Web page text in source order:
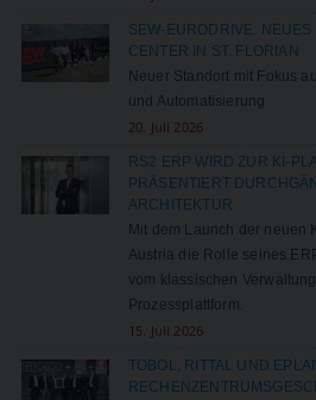
SEW-EURODRIVE:
CENTER IN ST. FLORIAN
Neuer Standort mit Fokus
und Automatisierung
20. Juli 2026
RS2 ERP WIRD ZUR KI-
PRÄSENTIERT
ARCHITEKTUR
Mit dem Launch der neuen
Austria die Rolle seines
vom klassischen
Prozessplattform.
15. Juli 2026
TOBOL, RITTAL UND